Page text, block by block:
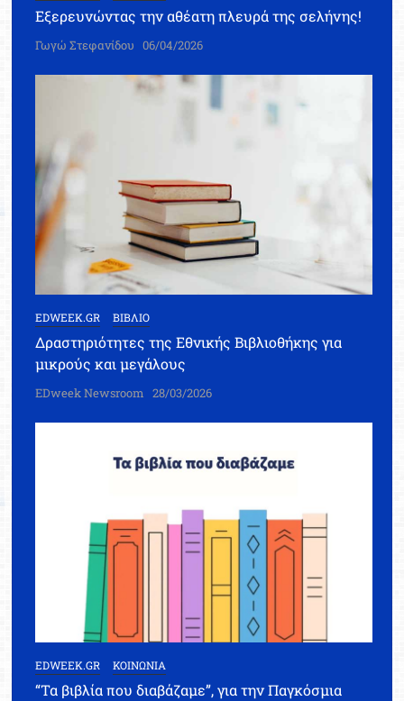
Εξερευνώντας την αθέατη πλευρά της σελήνης!
Γωγώ Στεφανίδου 06/04/2026
EDWEEK.GR ΒΙΒΛΙΟ
Δραστηριότητες της Εθνικής Βιβλιοθήκης για
μικρούς και μεγάλους
EDweek Newsroom 28/03/2026
EDWEEK.GR ΚΟΙΝΩΝΙΑ
“Τα βιβλία που διαβάζαμε”, για την Παγκόσμια